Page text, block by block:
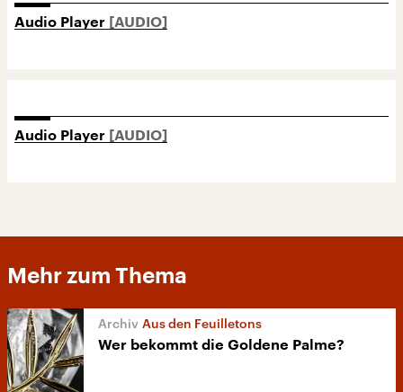
Audio Player
Audio Player
Mehr zum Thema
Aus den Feuilletons
Wer bekommt die Goldene Palme?